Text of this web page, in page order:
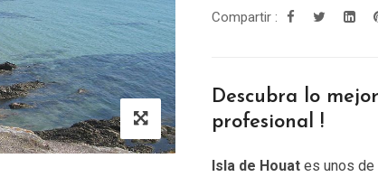
Compartir :
Descubra lo
profesional !
Isla de Houat es unos